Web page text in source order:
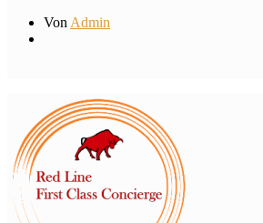
Von Admin